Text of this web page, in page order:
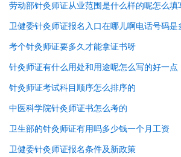
劳动部针灸师证从业范围是什么样的呢怎么填
卫健委针灸师证报名入口在哪儿啊电话号码是
考个针灸师证要多久才能拿证书呀
针灸师证有什么用处和用途呢怎么写的好一点
针灸师证考试科目顺序怎么排序的
中医科学院针灸师证书怎么考的
卫生部的针灸师证有用吗多少钱一个月工资
卫健委针灸师证报名条件及新政策